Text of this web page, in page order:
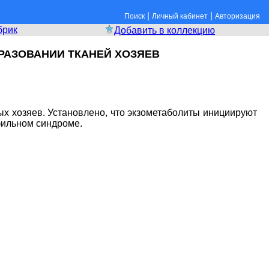
Поиск | Личный кабинет | Авторизация
Добавить в коллекцию
ТКАНЕЙ ХОЗЯЕВ
хозяев. Установлено, что экзометаболиты инициируют
синдроме.